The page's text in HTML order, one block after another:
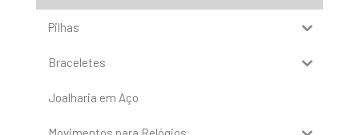
Pilhas
Braceletes
Joalharia em Aço